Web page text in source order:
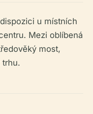
u místních
Mezi oblíbená
most,
trhu.